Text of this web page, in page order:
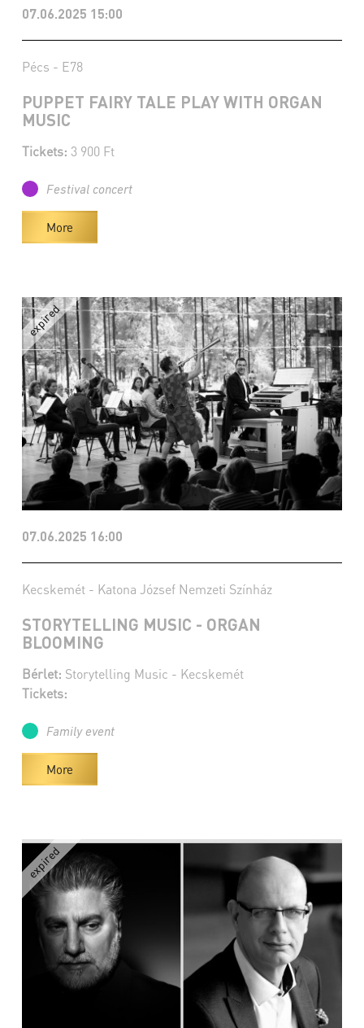
07.06.2025 15:00
Pécs - E78
PUPPET FAIRY TALE PLAY WITH ORGAN
MUSIC
Tickets: 3 900 Ft
Festival concert
More
07.06.2025 16:00
Kecskemét - Katona József Nemzeti Színház
STORYTELLING MUSIC - ORGAN
BLOOMING
Bérlet: Storytelling Music - Kecskemét
Tickets:
Family event
More